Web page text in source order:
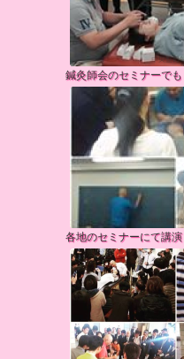
鍼灸師会のセミナーでも
各地のセミナーにて講演